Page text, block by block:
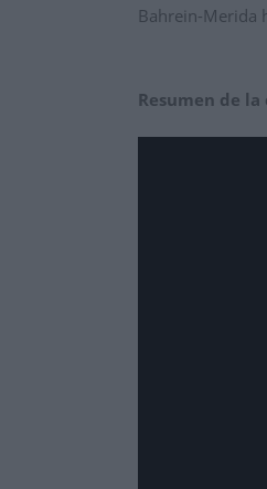
Bahrein-Merida
Resumen de